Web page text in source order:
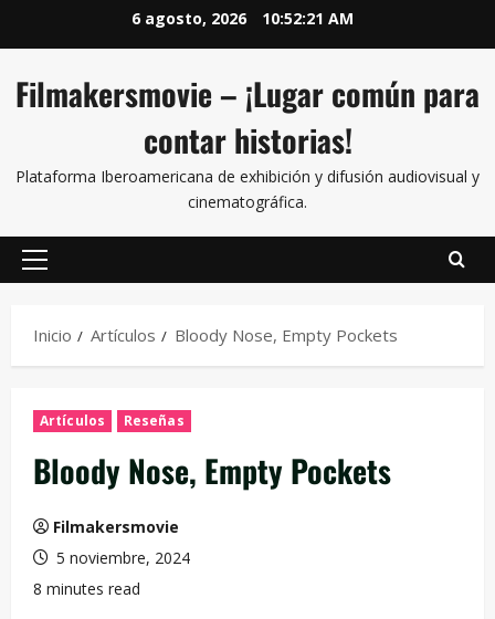
6 agosto, 2026 10:52:22 AM
Filmakersmovie – ¡Lugar común para
contar historias!
Plataforma Iberoamericana de exhibición y difusión audiovisual y
cinematográfica.
Inicio Artículos Bloody Nose, Empty Pockets
Artículos Reseñas
Bloody Nose, Empty Pockets
Filmakersmovie
5 noviembre, 2024
8 minutes read